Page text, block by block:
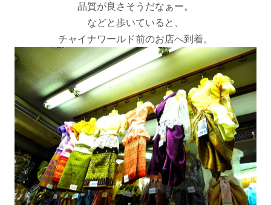
品質が良さそうだなぁー。
などと歩いていると、
チャイナワールド前のお店へ到着。